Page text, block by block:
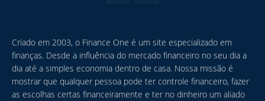
Criado em 2003, o Finance One é um site especializado em
finanças. Desde a influência do mercado financeiro no seu dia a
dia até a simples economia dentro de casa. Nossa missão é
mostrar que qualquer pessoa pode ter controle financeiro, fazer
as escolhas certas financeiramente e ter no dinheiro um aliado